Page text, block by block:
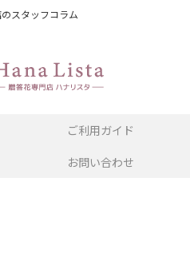
スタッフコラム
ご利用ガイド
お問い合わせ